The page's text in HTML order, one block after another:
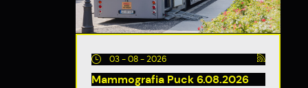
03 - 08 - 2026
Mammografia Puck 6.08.2026